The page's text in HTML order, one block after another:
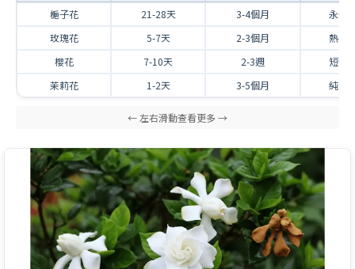
梔子花
21-28天 3-4個月
永恆
玫瑰花
5-7天 2-3個月
熱烈
櫻花
7-10天 2-3週
短暫
茉莉花
1-2天 3-5個月 純潔